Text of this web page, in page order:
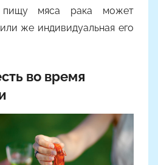
пищу мяса рака может
же индивидуальная его
во время